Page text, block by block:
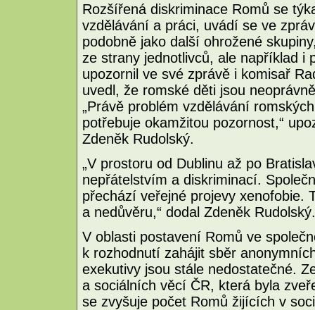
Rozšířená diskriminace Romů se
vzdělávání a práci, uvádí se ve
podobně jako další ohrožené
ze strany jednotlivců, ale například i
upozornil ve své zprávě i komisař
uvedl, že romské děti jsou
„Právě problém vzdělávání
potřebuje okamžitou pozornost,“
Zdeněk Rudolský.
„V prostoru od Dublinu až po
nepřátelstvím a diskriminací.
přechází veřejné projevy xenofobie.
a nedůvěru,“ dodal Zdeněk Rudolský.
V oblasti postavení Romů ve
k rozhodnutí zahájit sběr
exekutivy jsou stále nedostatečné.
a sociálních věcí ČR, která byla
se zvyšuje počet Romů žijících v